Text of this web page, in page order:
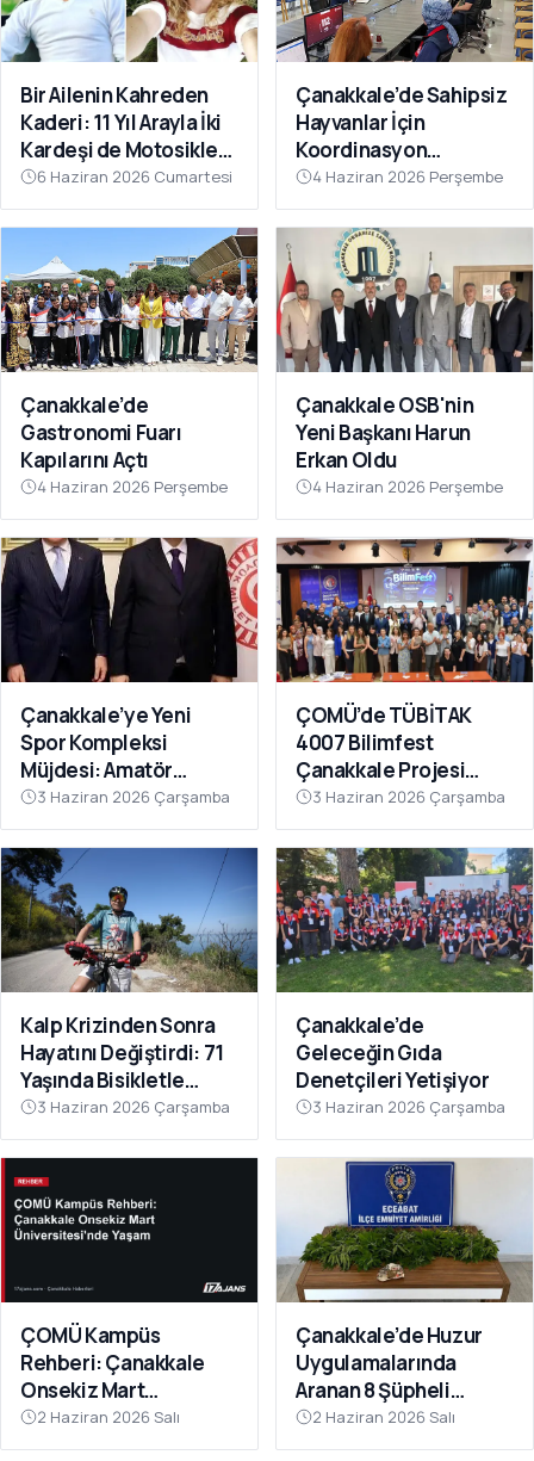
Bir Ailenin Kahreden
Kaderi: 11 Yıl Arayla İki
Kardeşi de Motosiklet
Kazasında Kaybettiler
6 Haziran 2026 Cumartesi
Çanakkale’de Sahipsiz
Hayvanlar İçin
Koordinasyon
Toplantısı Düzenlendi
4 Haziran 2026 Perşembe
Çanakkale’de
Gastronomi Fuarı
Kapılarını Açtı
4 Haziran 2026 Perşembe
Çanakkale OSB'nin
Yeni Başkanı Harun
Erkan Oldu
4 Haziran 2026 Perşembe
Çanakkale’ye Yeni
Spor Kompleksi
Müjdesi: Amatör
Kulüplerin Beklediği
Yatırım Hayata Geçiyor
3 Haziran 2026 Çarşamba
ÇOMÜ’de TÜBİTAK
4007 Bilimfest
Çanakkale Projesi
Tanıtıldı
3 Haziran 2026 Çarşamba
Kalp Krizinden Sonra
Hayatını Değiştirdi: 71
Yaşında Bisikletle
Sağlığına Kavuştu
3 Haziran 2026 Çarşamba
Çanakkale’de
Geleceğin Gıda
Denetçileri Yetişiyor
3 Haziran 2026 Çarşamba
ÇOMÜ Kampüs
Rehberi: Çanakkale
Onsekiz Mart
Üniversitesi'nde
Yaşam
2 Haziran 2026 Salı
Çanakkale’de Huzur
Uygulamalarında
Aranan 8 Şüpheli
Yakalandı
2 Haziran 2026 Salı